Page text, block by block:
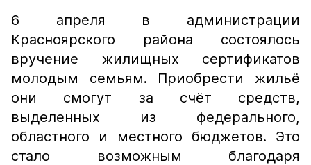
6 апреля в администрации
Красноярского района состоялось
вручение жилищных сертификатов
молодым семьям. Приобрести жильё
они смогут за счёт средств,
выделенных из федерального,
областного и местного бюджетов. Это
стало возможным благодаря